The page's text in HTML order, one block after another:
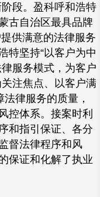
段。盈科呼和浩特
古自治区最具品牌
供满意的法律服务
特坚持“以客户为中
服务模式，为客户
注焦点、以客户满
律服务的质量，
控体系。接案时利
和指引保证、各分
督法律程序和风
保证和化解了执业